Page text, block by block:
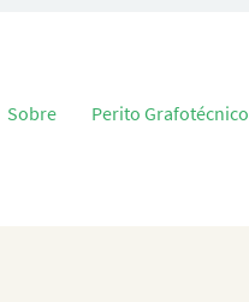
o conteúdo
Sobre Perito Grafotécnico